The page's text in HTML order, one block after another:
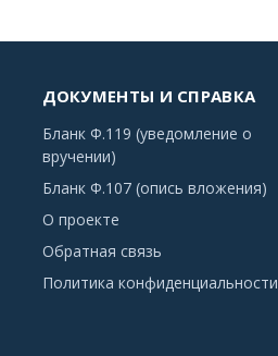
ДОКУМЕНТЫ И СПРАВКА
Бланк Ф.119 (уведомление о
вручении)
Бланк Ф.107 (опись вложения)
О проекте
Обратная связь
Политика конфиденциальности